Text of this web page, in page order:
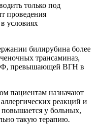
только под
проведения
условиях
билирубина более
трансаминаз,
превышающей ВГН в
пациентам назначают
реакций и
повышается у больных,
такую терапию.